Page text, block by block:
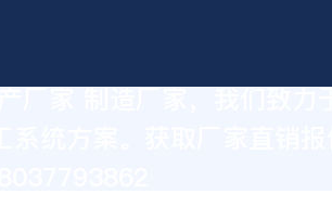
统方案。获取厂家直销报